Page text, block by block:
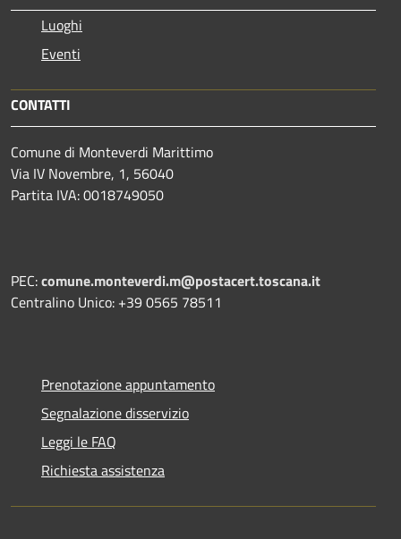
Luoghi
Eventi
CONTATTI
Comune di Monteverdi Marittimo
Via IV Novembre, 1, 56040
Partita IVA: 0018749050
PEC:comune.monteverdi.m@postacert.toscana.it
Centralino Unico: +39 0565 78511
Prenotazione appuntamento
Segnalazione disservizio
Leggi le FAQ
Richiesta assistenza